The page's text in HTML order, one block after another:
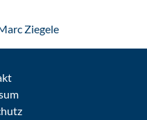
Ziegele: Per E-Mail